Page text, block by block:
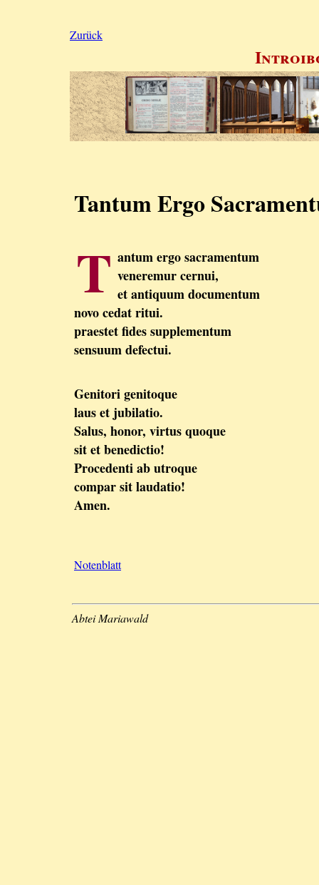
Zurück
Tantum Ergo
T antum ergo sacramentum
veneremur cernui,
et antiquum documentum
novo cedat ritui.
praestet fides supplementum
sensuum defectui.
Genitori genitoque
laus et jubilatio.
Salus, honor, virtus quoque
sit et benedictio!
Procedenti ab utroque
compar sit laudatio!
Amen.
Notenblatt
Abtei Mariawald